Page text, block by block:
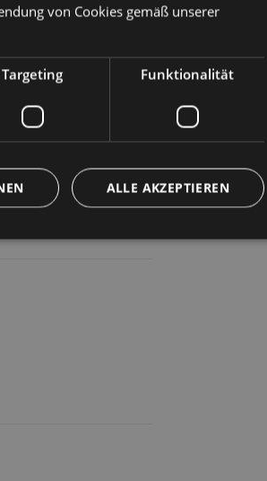
von Cookies gemäß unserer
Targeting Funktionalität
ALLE AKZEPTIEREN